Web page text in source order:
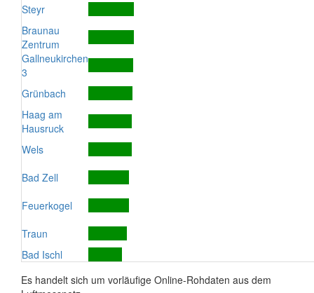
Steyr
Braunau
Zentrum
Gallneukirchen
3
Grünbach
Haag am
Hausruck
Wels
Bad Zell
Feuerkogel
Traun
Bad Ischl
Es handelt sich um vorläufige Online-Rohdaten aus dem